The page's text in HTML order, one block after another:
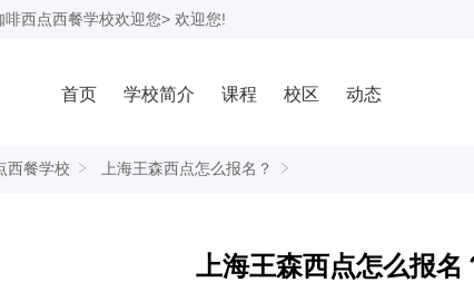
啡西点西餐学校欢迎您> 欢迎您!
首页 学校简介 课程 校区 动态
西餐学校 上海王森西点怎么报名？
上海王森西点怎么报名